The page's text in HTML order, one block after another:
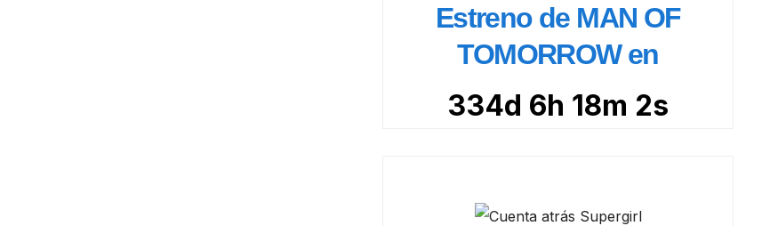
Estreno de MAN OF
TOMORROW en
334d 6h 18m 1s